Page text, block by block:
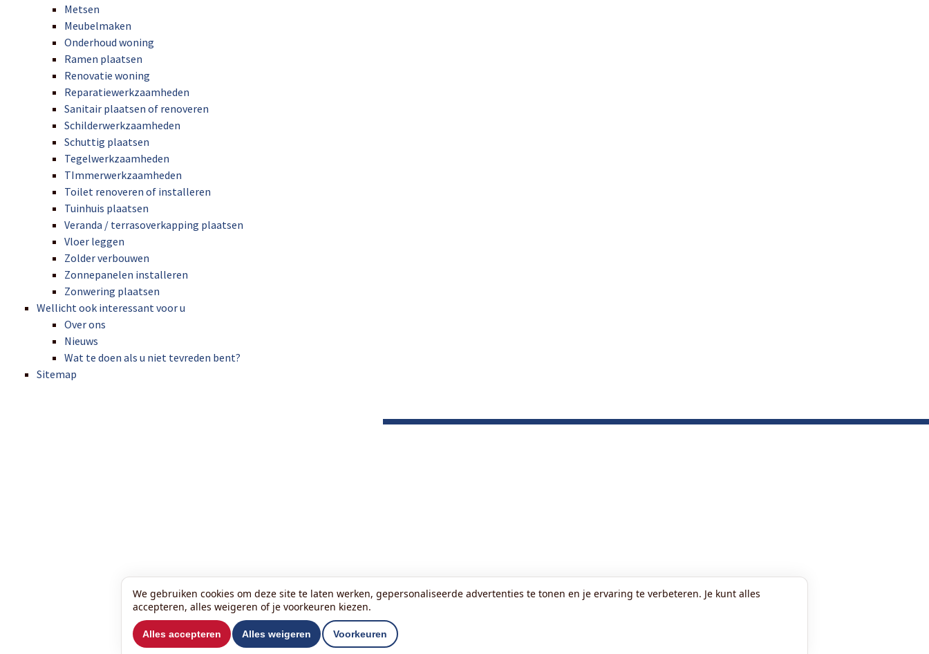
Metsen
Meubelmaken
Onderhoud woning
Ramen plaatsen
Renovatie woning
Reparatiewerkzaamheden
Sanitair plaatsen of renoveren
Schilderwerkzaamheden
Schuttig plaatsen
Tegelwerkzaamheden
TImmerwerkzaamheden
Toilet renoveren of installeren
Tuinhuis plaatsen
Veranda / terrasoverkapping plaatsen
Vloer leggen
Zolder verbouwen
Zonnepanelen installeren
Zonwering plaatsen
Wellicht ook interessant voor u
Over ons
Nieuws
Wat te doen als u niet tevreden bent?
Sitemap
Wilt u ons volgen?
We gebruiken cookies om deze site te laten werken, gepersonaliseerde advertenties te tonen en je ervaring te verbeteren. Je kunt alles
accepteren, alles weigeren of je voorkeuren kiezen.
Alles accepteren Alles weigeren Voorkeuren